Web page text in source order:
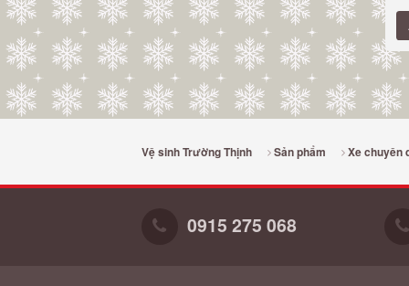
Vệ sinh Trường Thịnh Sản phẩm Xe chuyên
0915 275 068